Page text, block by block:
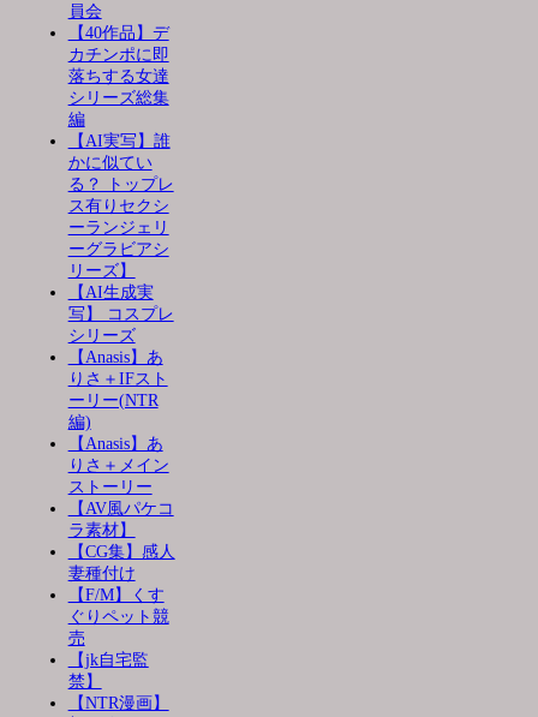
員会
【40作品】デ
カチンポに即
落ちする女達
シリーズ総集
編
【AI実写】誰
かに似てい
る？ トップレ
ス有りセクシ
ーランジェリ
ーグラビアシ
リーズ】
【AI生成実
写】 コスプレ
シリーズ
【Anasis】あ
りさ＋IFスト
ーリー(NTR
編)
【Anasis】あ
りさ＋メイン
ストーリー
【AV風パケコ
ラ素材】
【CG集】感人
妻種付け
【F/M】くす
ぐりペット競
売
【jk自宅監
禁】
【NTR漫画】